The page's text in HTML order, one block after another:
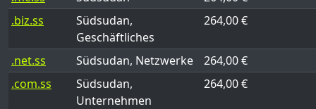
.biz.ss
Südsudan,
Geschäftliches
264,00 €
.net.ss Südsudan, Netzwerke
264,00 €
.com.ss
Südsudan,
Unternehmen
264,00 €